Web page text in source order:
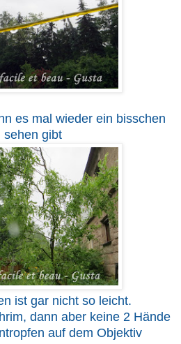
es mal wieder ein bisschen
sehen gibt
ist gar nicht so leicht.
dann aber keine 2 Hände
auf dem Objektiv